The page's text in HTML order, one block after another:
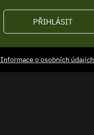
PŘIHLÁSIT
Informace o osobních údajích